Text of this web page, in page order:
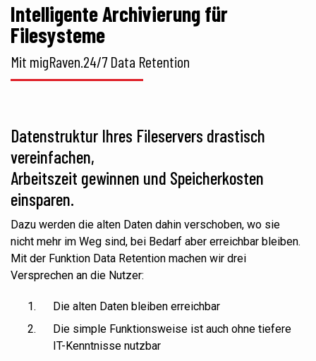
Intelligente Archivierung für
Filesysteme
Mit migRaven.24/7 Data Retention
Datenstruktur Ihres Fileservers drastisch
vereinfachen,
Arbeitszeit gewinnen und Speicherkosten
einsparen.
Dazu werden die alten Daten dahin verschoben, wo sie
nicht mehr im Weg sind, bei Bedarf aber erreichbar bleiben.
Mit der Funktion Data Retention machen wir drei
Versprechen an die Nutzer:
Die alten Daten bleiben erreichbar
Die simple Funktionsweise ist auch ohne tiefere
IT-Kenntnisse nutzbar